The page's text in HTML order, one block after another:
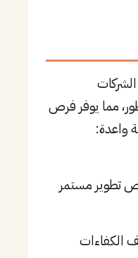
مما يوفر فرص
واعدة:
تطوير مستمر
الكفاءات